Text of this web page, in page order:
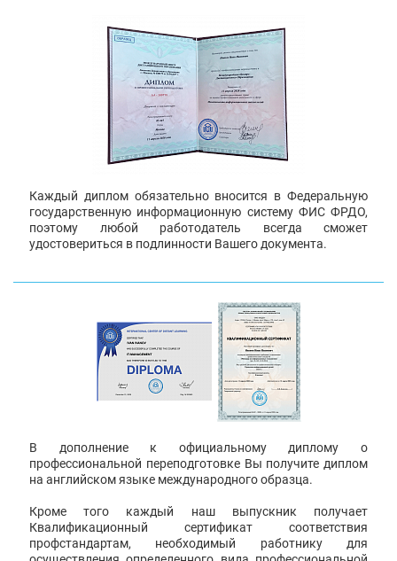
Каждый диплом обязательно вносится в Федеральную
государственную информационную систему ФИС ФРДО,
поэтому любой работодатель всегда сможет
удостовериться в подлинности Вашего документа.
В дополнение к официальному диплому о
профессиональной переподготовке Вы получите диплом
на английском языке международного образца.
Кроме того каждый наш выпускник получает
Квалификационный сертификат соответствия
профстандартам, необходимый работнику для